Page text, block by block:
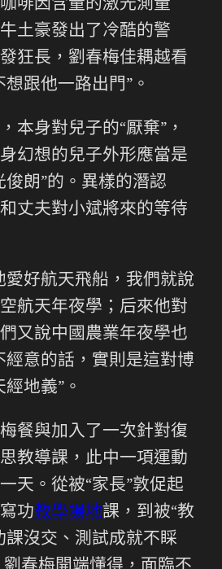
啡因含量的激光測量
土豪發出了冷酷的警
狂長，劉春梅佳耦越看
跟他一路出門”。
本身對兒子的“厭棄”，
幻想的兒子外形應當是
俊朗”的。異樣的潛認
丈夫對小斌將來的等待
愛好航天飛船，我們就說
航天年夜學；后來他對
又說中國農業年夜學也
經意的話，實則是這對博
地義”。
餐與加入了一次針對復
教導課，此中一項運動
天。從被“家長”敦促起
功教學場地課，到被“教
課沒交、測試成就不睬